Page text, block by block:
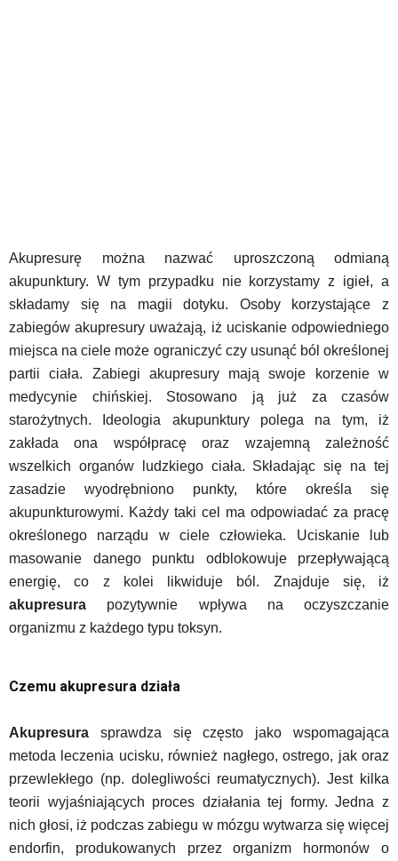
Akupresurę można nazwać uproszczoną odmianą
akupunktury. W tym przypadku nie korzystamy z igieł, a
składamy się na magii dotyku. Osoby korzystające z
zabiegów akupresury uważają, iż uciskanie odpowiedniego
miejsca na ciele może ograniczyć czy usunąć ból określonej
partii ciała. Zabiegi akupresury mają swoje korzenie w
medycynie chińskiej. Stosowano ją już za czasów
starożytnych. Ideologia akupunktury polega na tym, iż
zakłada ona współpracę oraz wzajemną zależność
wszelkich organów ludzkiego ciała. Składając się na tej
zasadzie wyodrębniono punkty, które określa się
akupunkturowymi. Każdy taki cel ma odpowiadać za pracę
określonego narządu w ciele człowieka. Uciskanie lub
masowanie danego punktu odblokowuje przepływającą
energię, co z kolei likwiduje ból. Znajduje się, iż
akupresura pozytywnie wpływa na oczyszczanie
organizmu z każdego typu toksyn.
Czemu akupresura działa
Akupresura sprawdza się często jako wspomagająca
metoda leczenia ucisku, również nagłego, ostrego, jak oraz
przewlekłego (np. dolegliwości reumatycznych). Jest kilka
teorii wyjaśniających proces działania tej formy. Jedna z
nich głosi, iż podczas zabiegu w mózgu wytwarza się więcej
endorfin, produkowanych przez organizm hormonów o